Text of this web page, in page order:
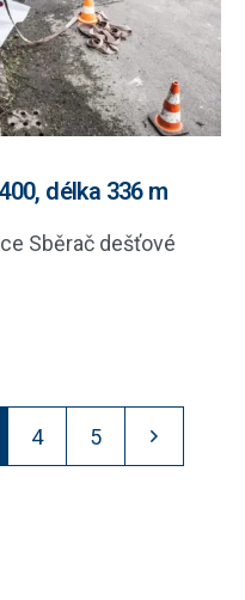
délka 336 m
Sběrač dešťové
4 5